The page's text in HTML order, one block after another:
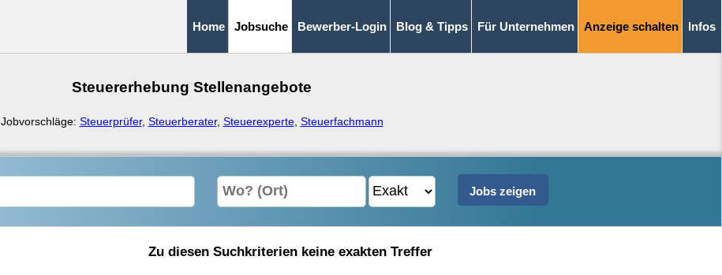
Home Jobsuche Bewerber-Login Blog & Tipps Für Unternehmen Anzeige schalten Infos
Steuererhebung Stellenangebote
Jobvorschläge: Steuerprüfer, Steuerberater, Steuerexperte, Steuerfachmann
Zu diesen Suchkriterien keine exakten Treffer